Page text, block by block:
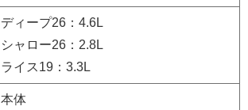
ディープ26：4.6L
シャロー26：2.8L
ライス19：3.3L
本体